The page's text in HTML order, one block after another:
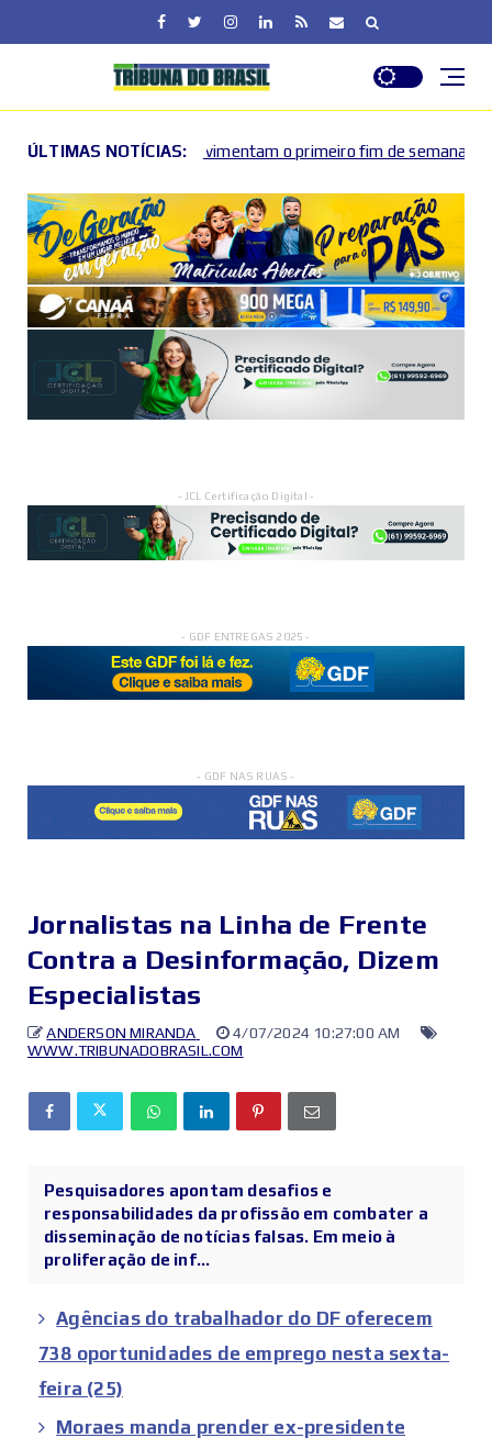
ÚLTIMAS NOTÍCIAS:
movimentam o primeiro fim de semana de agosto no DF
- JCL Certificação Digital -
- GDF ENTREGAS 2025 -
- GDF NAS RUAS -
Jornalistas na Linha de Frente
Contra a Desinformação, Dizem
Especialistas
ANDERSON MIRANDA
4/07/2024 10:27:00 AM
WWW.TRIBUNADOBRASIL.COM
Pesquisadores apontam desafios e
responsabilidades da profissão em combater a
disseminação de notícias falsas. Em meio à
proliferação de inf...
Agências do trabalhador do DF oferecem
738 oportunidades de emprego nesta sexta-
feira (25)
Moraes manda prender ex-presidente